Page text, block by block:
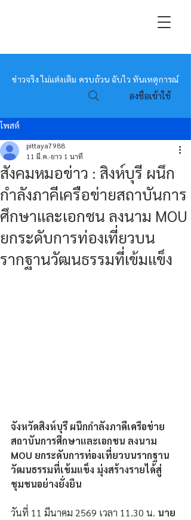
หมอข่าว
ข่าวจริง ไม่แต่งเติม ครบถ้วน ฉับไว ทันเหตุการณ์
ลงชื่อเข้าใช้
โพสต์
สังคมหมอข่าว : สิงห์บุรี ผนึก
กำลังภาคีเครือข่ายสถาบันการ
ศึกษาและเอกชน ลงนาม MOU
ยกระดับการท่องเที่ยวบน
รากฐานวัฒนธรรมที่เข้มแข็ง
pittaya7988
11 มี.ค. ยาว 1 นาที
จังหวัดสิงห์บุรี ผนึกกำลังภาคีเครือข่าย
สถาบันการศึกษาและเอกชน ลงนาม
MOU ยกระดับการท่องเที่ยวบนรากฐาน
วัฒนธรรมที่เข้มแข็ง มุ่งสร้างรายได้สู่
ชุมชนอย่างยั่งยืน
วันที่ 11 มีนาคม 2569 เวลา 11.30 น. นาย